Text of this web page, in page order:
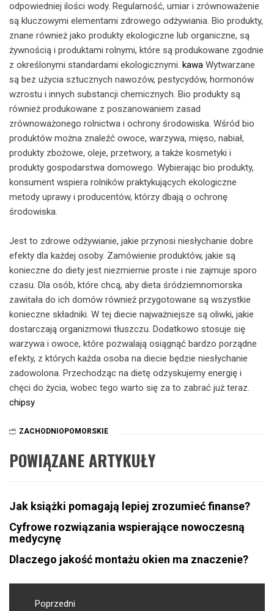
odpowiedniej ilości wody. Regularność, umiar i zrównoważenie
są kluczowymi elementami zdrowego odżywiania. Bio produkty,
znane również jako produkty ekologiczne lub organiczne, są
żywnością i produktami rolnymi, które są produkowane zgodnie
z określonymi standardami ekologicznymi. kawa Wytwarzane
są bez użycia sztucznych nawozów, pestycydów, hormonów
wzrostu i innych substancji chemicznych. Bio produkty są
również produkowane z poszanowaniem zasad
zrównoważonego rolnictwa i ochrony środowiska. Wśród bio
produktów można znaleźć owoce, warzywa, mięso, nabiał,
produkty zbożowe, oleje, przetwory, a także kosmetyki i
produkty gospodarstwa domowego. Wybierając bio produkty,
konsument wspiera rolników praktykujących ekologiczne
metody uprawy i producentów, którzy dbają o ochronę
środowiska.
Jest to zdrowe odżywianie, jakie przynosi niesłychanie dobre
efekty dla każdej osoby. Zamówienie produktów, jakie są
konieczne do diety jest niezmiernie proste i nie zajmuje sporo
czasu. Dla osób, które chcą, aby dieta śródziemnomorska
zawitała do ich domów również przygotowane są wszystkie
konieczne składniki. W tej diecie najważniejsze są oliwki, jakie
dostarczają organizmowi tłuszczu. Dodatkowo stosuje się
warzywa i owoce, które pozwalają osiągnąć bardzo porządne
efekty, z których każda osoba na diecie będzie niesłychanie
zadowolona. Przechodząc na dietę odzyskujemy energię i
chęci do życia, wobec tego warto się za to zabrać już teraz.
chipsy
ZACHODNIOPOMORSKIE
POWIĄZANE ARTYKUŁY
Jak książki pomagają lepiej zrozumieć finanse?
Cyfrowe rozwiązania wspierające nowoczesną
medycynę
Dlaczego jakość montażu okien ma znaczenie?
Nawigacja
Poprzedni